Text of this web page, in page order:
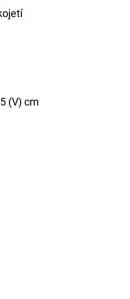
(V) cm